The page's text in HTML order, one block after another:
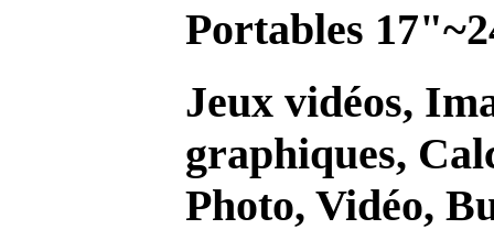
Portables
Jeux vidéos,
graphiques,
Photo, Vidéo,